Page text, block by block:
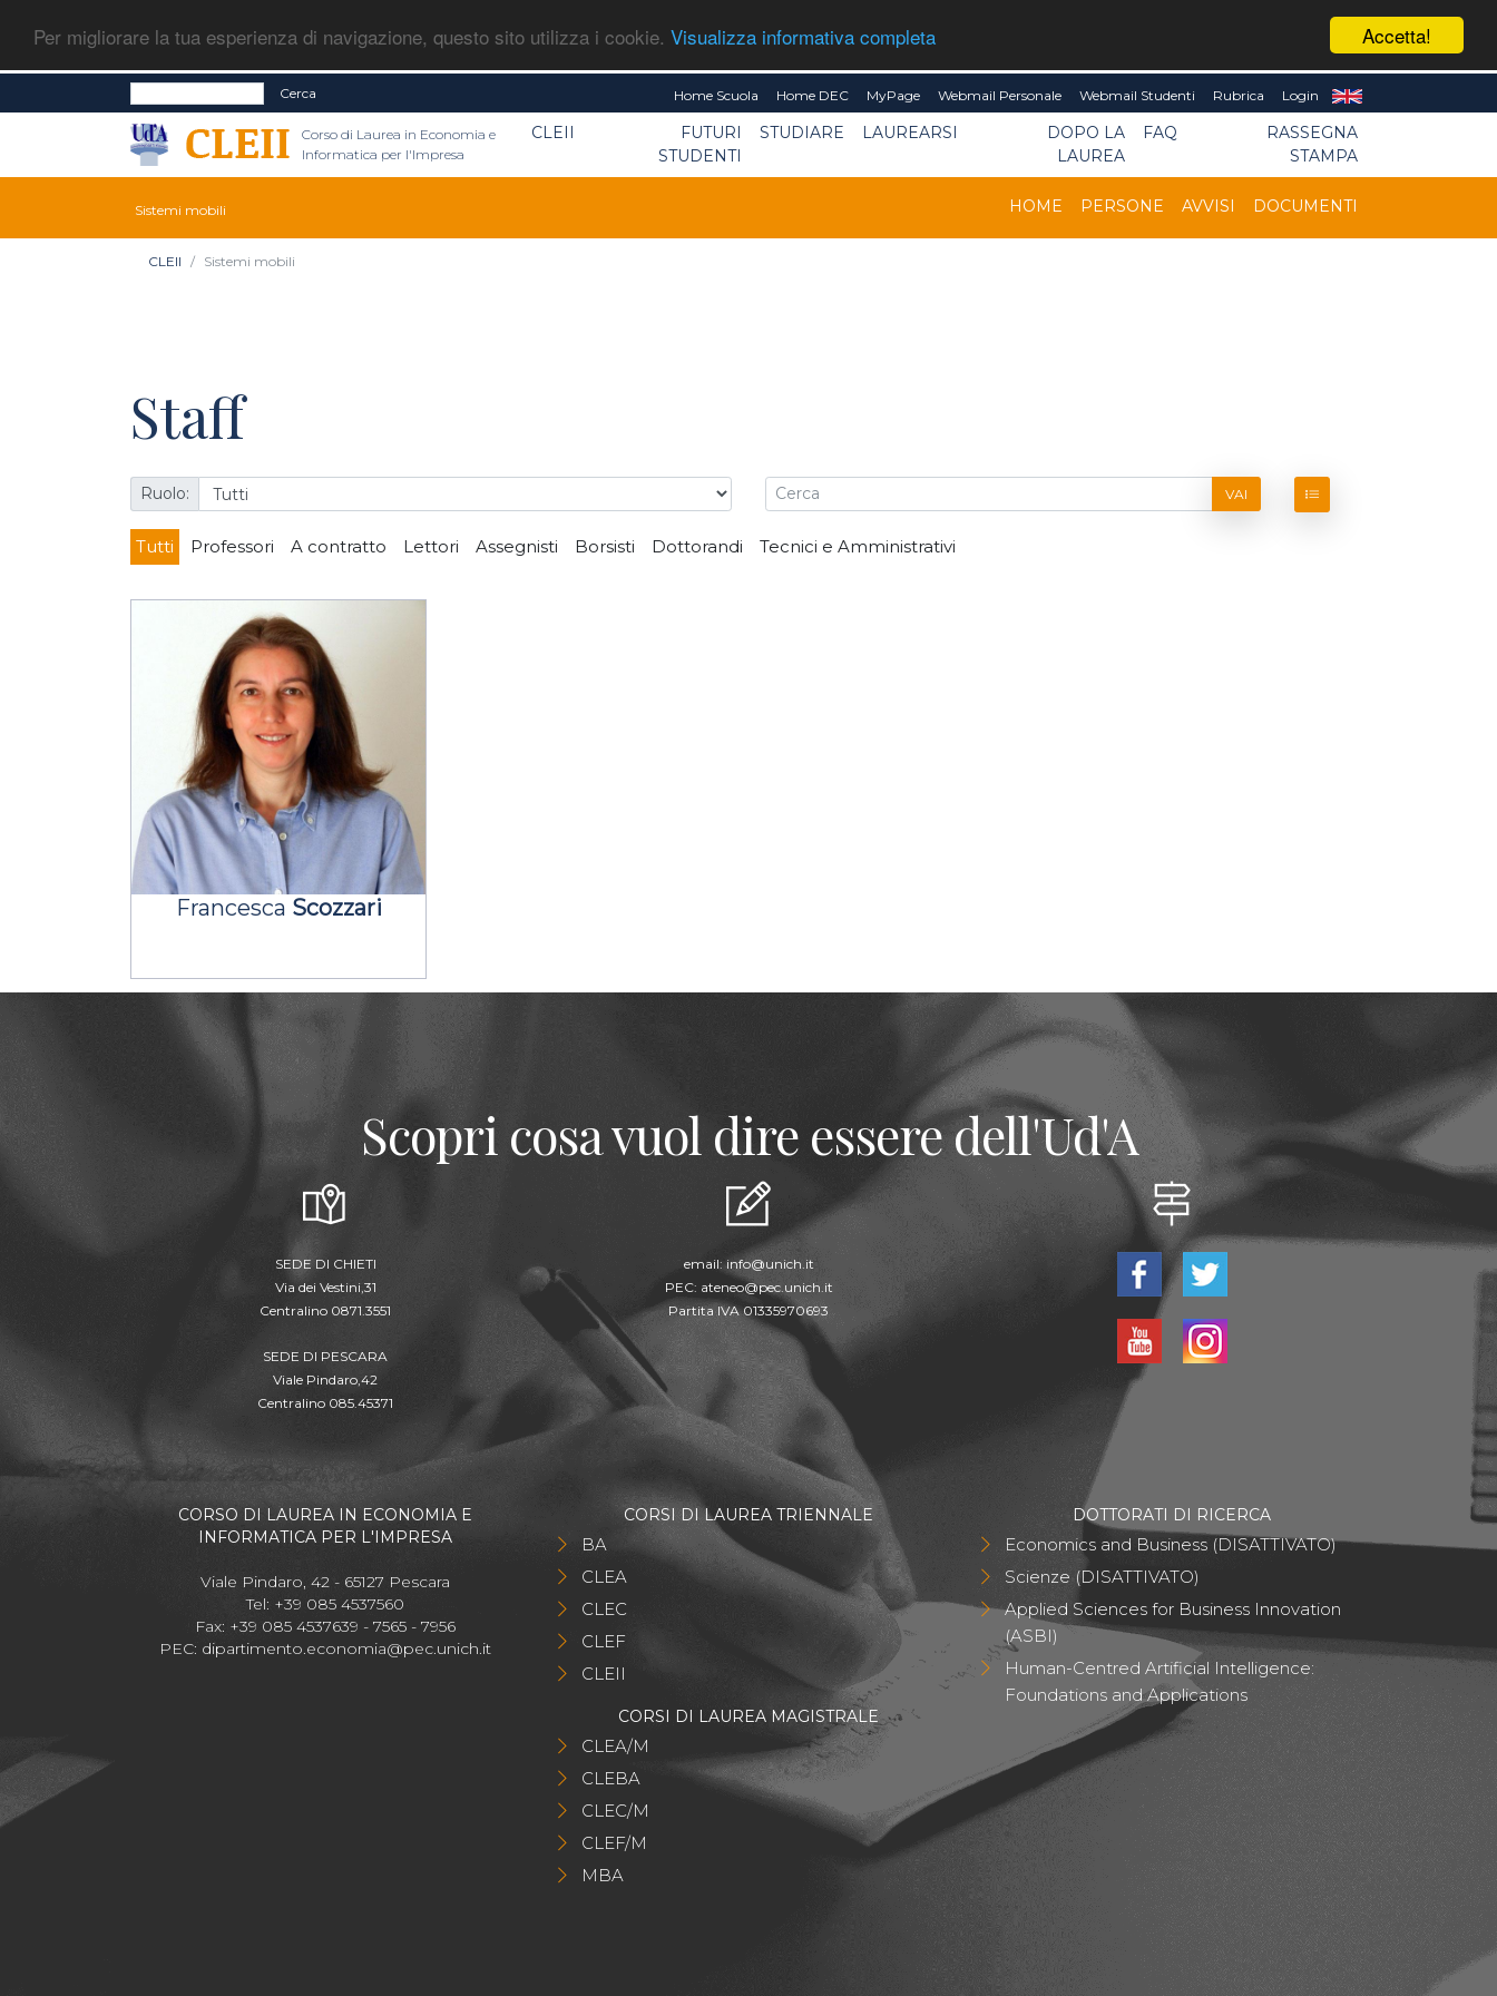
Accetta!
Per migliorare la tua esperienza di navigazione, questo sito utilizza i cookie. Visualizza informativa completa
Cerca Home Scuola Home DEC MyPage Webmail Personale Webmail Studenti Rubrica Login
Corso di Laurea in Economia e
Informatica per l'Impresa
CLEII
FUTURI
STUDENTI
STUDIARE LAUREARSI
DOPO LA
LAUREA
FAQ
RASSEGNA
STAMPA
Sistemi mobili HOME PERSONE AVVISI DOCUMENTI
CLEII Sistemi mobili
Staff
Ruolo: VAI
Tutti Professori A contratto Lettori Assegnisti Borsisti Dottorandi Tecnici e Amministrativi
Francesca Scozzari
Scopri cosa vuol dire essere dell'Ud'A
SEDE DI CHIETI
Via dei Vestini,31
Centralino 0871.3551
SEDE DI PESCARA
Viale Pindaro,42
Centralino 085.45371
email:info@unich.it
PEC: ateneo@pec.unich.it
Partita IVA 01335970693
CORSO DI LAUREA IN ECONOMIA E
INFORMATICA PER L'IMPRESA
Viale Pindaro, 42 - 65127 Pescara
Tel: +39 085 4537560
Fax: +39 085 4537639 - 7565 - 7956
PEC: dipartimento.economia@pec.unich.it
CORSI DI LAUREA TRIENNALE
BA
CLEA
CLEC
CLEF
CLEII
CORSI DI LAUREA MAGISTRALE
CLEA/M
CLEBA
CLEC/M
CLEF/M
MBA
DOTTORATI DI RICERCA
Economics and Business (DISATTIVATO)
Scienze (DISATTIVATO)
Applied Sciences for Business Innovation
(ASBI)
Human-Centred Artificial Intelligence:
Foundations and Applications